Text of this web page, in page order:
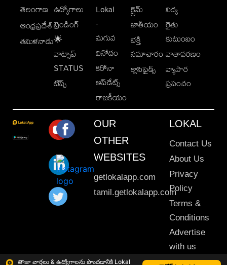
తాజా వార్తలు & ఉద్యోగాలను పొందడానికి Lokal
తెలంగాణ
ఆంధ్రప్రదేశ్
తమిళనాడు
ఉద్యోగాలు
ట్రెండింగ్
🌟
వాట్సాప్
STATUS
టిప్స్
Lokal
-
మగువ
వినోదం
కరోనా
అప్‌డేట్స్
రాజకీయం
క్రైమ్
జాతీయం
భక్తి
సమాచారం
క్లాసిఫైడ్స్
విద్య
రైతు
కుటుంబం
వాతావరణం
వ్యాపార
ప్రపంచం
OUR
OTHER
WEBSITES
getlokalapp.com
tamil.getlokalapp.com
LOKAL
Contact Us
About Us
Privacy
Policy
Terms &
Conditions
Advertise
with us
Sitemap